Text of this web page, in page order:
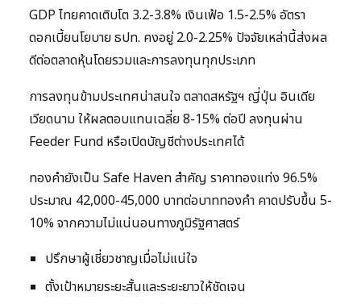
GDP ไทยคาดเติบโต 3.2-3.8% เงินเฟ้อ 1.5-2.5% อัตรา
ดอกเบี้ยนโยบาย ธปท. คงอยู่ 2.0-2.25% ปัจจัยเหล่านี้ส่งผล
ดีต่อตลาดหุ้นโดยรวมและการลงทุนทุกประเภท
การลงทุนข้ามประเทศน่าสนใจ ตลาดสหรัฐฯ ญี่ปุ่น อินเดีย
เวียดนาม ให้ผลตอบแทนเฉลี่ย 8-15% ต่อปี ลงทุนผ่าน
Feeder Fund หรือเปิดบัญชีต่างประเทศได้
ทองคำยังเป็น Safe Haven สำคัญ ราคาทองแท่ง 96.5%
ประมาณ 42,000-45,000 บาทต่อบาททองคำ คาดปรับขึ้น 5-
10% จากความไม่แน่นอนทางภูมิรัฐศาสตร์
ปรึกษาผู้เชี่ยวชาญเมื่อไม่แน่ใจ
ตั้งเป้าหมายระยะสั้นและระยะยาวให้ชัดเจน